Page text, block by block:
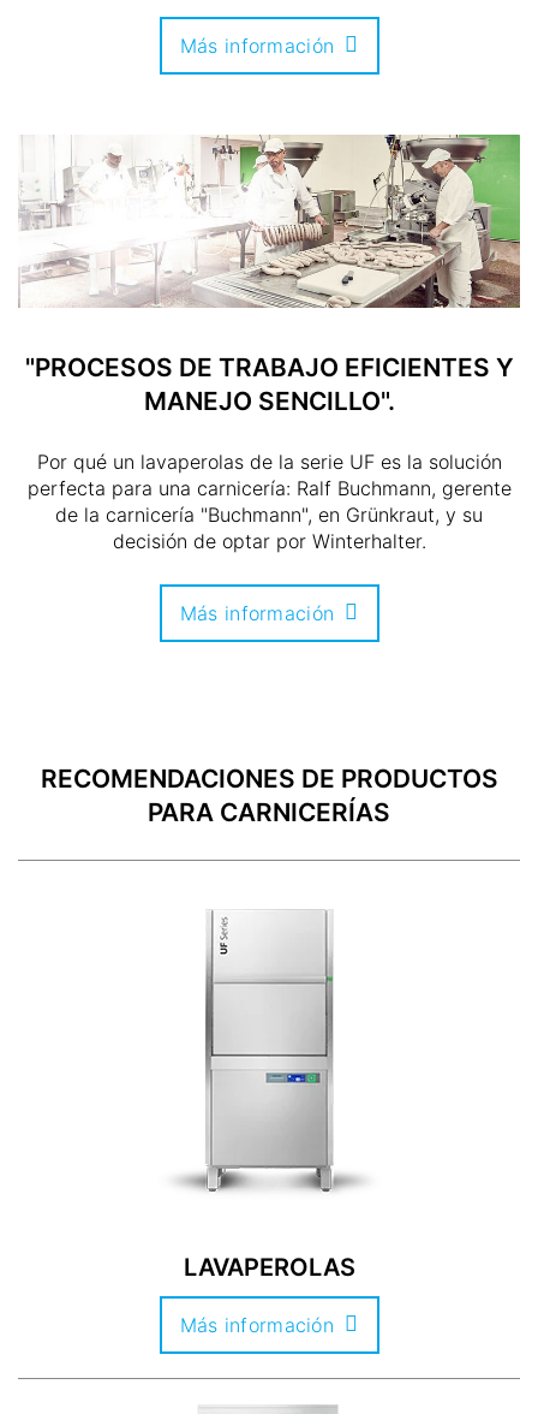
Más información
"PROCESOS DE TRABAJO EFICIENTES Y
MANEJO SENCILLO".
Por qué un lavaperolas de la serie UF es la solución
perfecta para una carnicería: Ralf Buchmann, gerente
de la carnicería "Buchmann", en Grünkraut, y su
decisión de optar por Winterhalter.
Más información
RECOMENDACIONES DE PRODUCTOS
PARA CARNICERÍAS
LAVAPEROLAS
Más información